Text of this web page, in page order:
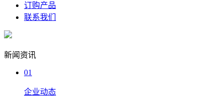
订购产品
联系我们
新闻资讯
01
企业动态